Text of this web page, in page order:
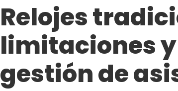
Relojes
limitaciones
gestión de